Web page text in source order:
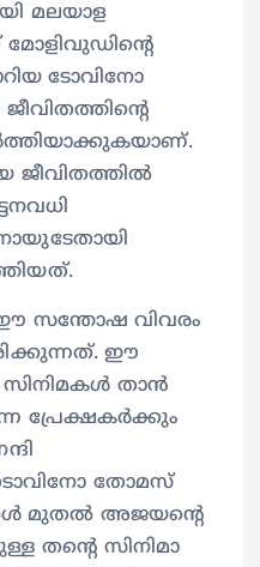
മലയാള
ടോവിനോ
ജീവിതത്തിൽ
സന്തോഷ വിവരം
ഈ
സിനിമകൾ താൻ
പ്രേക്ഷകർക്കും
തോമസ്
മുതൽ അജയന്റെ
തന്റെ സിനിമാ